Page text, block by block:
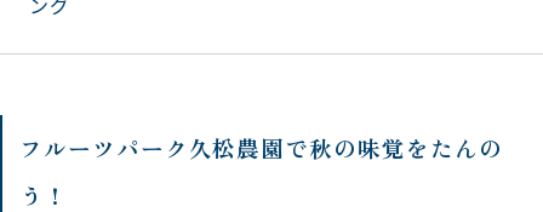
フルーツパーク久松農園で秋の味覚をたんの
う！